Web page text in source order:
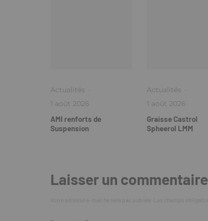
Actualités ·
1 août 2026
AMI renforts de
Suspension
Actualités ·
1 août 2026
Graisse Castrol
Spheerol LMM
Laisser un commentaire